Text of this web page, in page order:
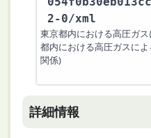
2-0/xml
東京都内における高圧ガ
都内における高圧ガスに
関係)
詳細情報